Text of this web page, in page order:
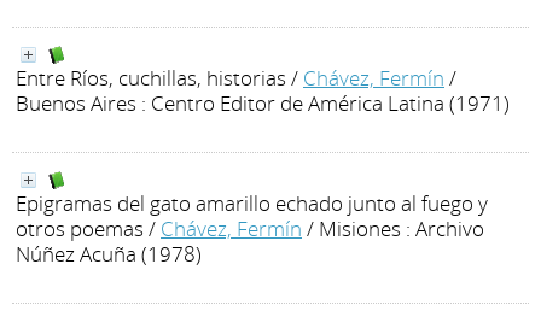
Entre Ríos, cuchillas, historias / Chávez, Fermín /
Buenos Aires : Centro Editor de América Latina (1971)
Epigramas del gato amarillo echado junto al fuego y
otros poemas / Chávez, Fermín / Misiones : Archivo
Núñez Acuña (1978)